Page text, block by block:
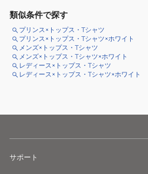
類似条件で探す
プリンス×トップス・Tシャツ
プリンス×トップス・Tシャツ×ホワイト
メンズ×トップス・Tシャツ
メンズ×トップス・Tシャツ×ホワイト
レディース×トップス・Tシャツ
レディース×トップス・Tシャツ×ホワイト
サポート